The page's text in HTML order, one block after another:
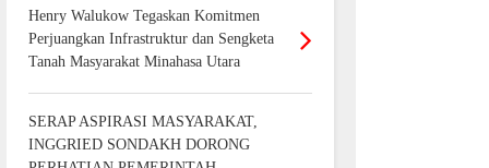
Henry Walukow Tegaskan Komitmen
Perjuangkan Infrastruktur dan Sengketa
Tanah Masyarakat Minahasa Utara
SERAP ASPIRASI MASYARAKAT,
INGGRIED SONDAKH DORONG